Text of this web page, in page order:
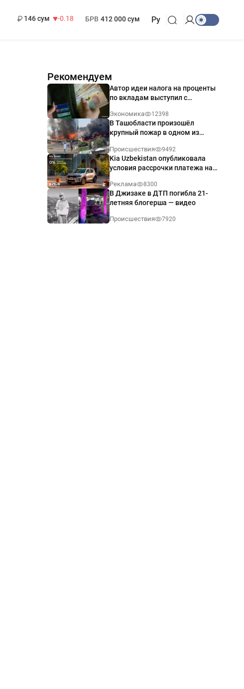
146 сум
-0.18
БРВ 412 000 сум Ру
Рекомендуем
Автор идеи налога на проценты
по вкладам выступил с
Экономика 12398
В Ташобласти произошёл
крупный пожар в одном из
Происшествия 9492
Kia Uzbekistan опубликовала
условия рассрочки платежа на
годовых
Реклама 8300
В Джизаке в ДТП погибла 21-
летняя блогерша — видео
Происшествия 7920